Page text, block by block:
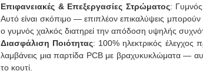
Επιφανειακές & Επεξεργασίες Στρώματος:
Αυτό είναι σκόπιμο — επιπλέον επικαλύψεις
ο γυμνός χαλκός διατηρεί την απόδοση υψηλής
Διασφάλιση Ποιότητας: 100% ηλεκτρικός έλεγχος
λαμβάνεις μια παρτίδα PCB με βραχυκυκλώματα —
το κουτί.